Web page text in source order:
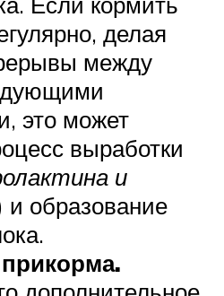
делая
между
это может
выработки
и
и образование